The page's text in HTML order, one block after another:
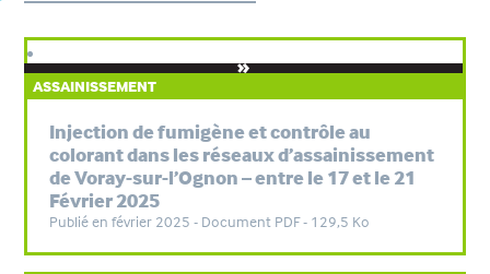
ASSAINISSEMENT
Injection de fumigène et contrôle au
colorant dans les réseaux d’assainissement
de Voray-sur-l’Ognon – entre le 17 et le 21
Février 2025
Publié en février 2025 - Document PDF - 129,5 Ko